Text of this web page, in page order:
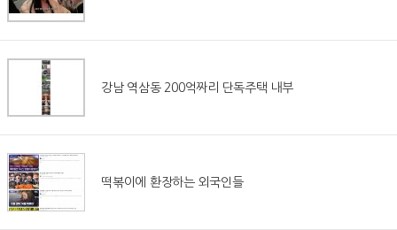
강남 역삼동 200억짜리 단독주택 내부
떡볶이에 환장하는 외국인들